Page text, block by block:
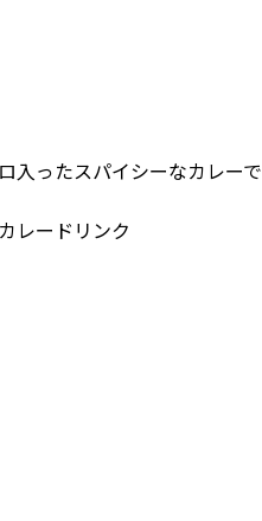
入ったスパイシーなカレーで
レードリンク